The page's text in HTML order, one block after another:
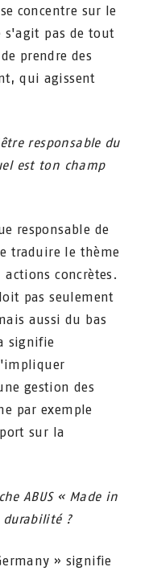
concentre sur le
pas de tout
prendre des
qui agissent
responsable du
est ton champ
responsable de
traduire le thème
concrètes.
pas seulement
aussi du bas
signifie
gestion des
par exemple
sur la
ABUS « Made in
durabilité ?
» signifie